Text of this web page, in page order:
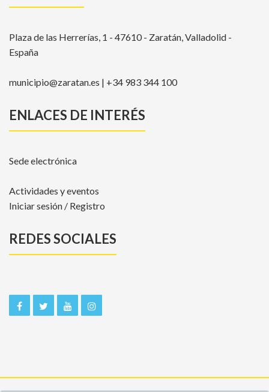
Plaza de las Herrerías, 1 - 47610 - Zaratán, Valladolid -
España
municipio@zaratan.es | +34 983 344 100
ENLACES DE INTERÉS
Sede electrónica
Actividades y eventos
Iniciar sesión / Registro
REDES SOCIALES